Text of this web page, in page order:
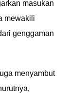
masukan
mewakili
genggaman
menyambut